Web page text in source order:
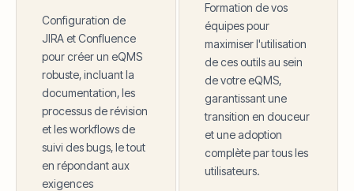
Configuration de
JIRA et Confluence
pour créer un eQMS
robuste, incluant la
documentation, les
processus de révision
et les workflows de
suivi des bugs, le tout
en répondant aux
exigences
Formation de vos
équipes pour
maximiser l'utilisation
de ces outils au sein
de votre eQMS,
garantissant une
transition en douceur
et une adoption
complète par tous les
utilisateurs.